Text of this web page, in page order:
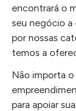
encontrará o
seu negócio a
por nossas
temos a
Não importa
para apoiar